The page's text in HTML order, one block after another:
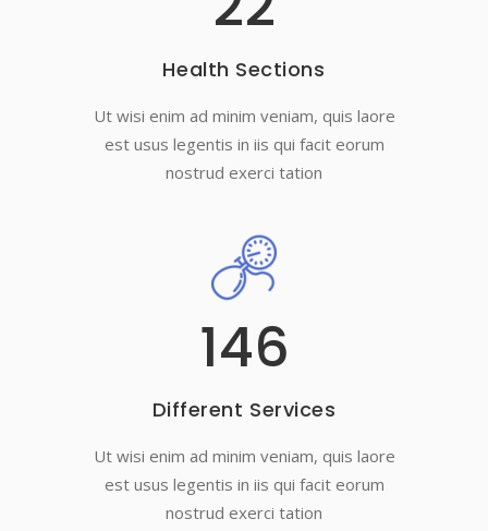
Health Sections
Ut wisi enim ad minim veniam, quis laore
est usus legentis in iis qui facit eorum
nostrud exerci tation
146
Different Services
Ut wisi enim ad minim veniam, quis laore
est usus legentis in iis qui facit eorum
nostrud exerci tation